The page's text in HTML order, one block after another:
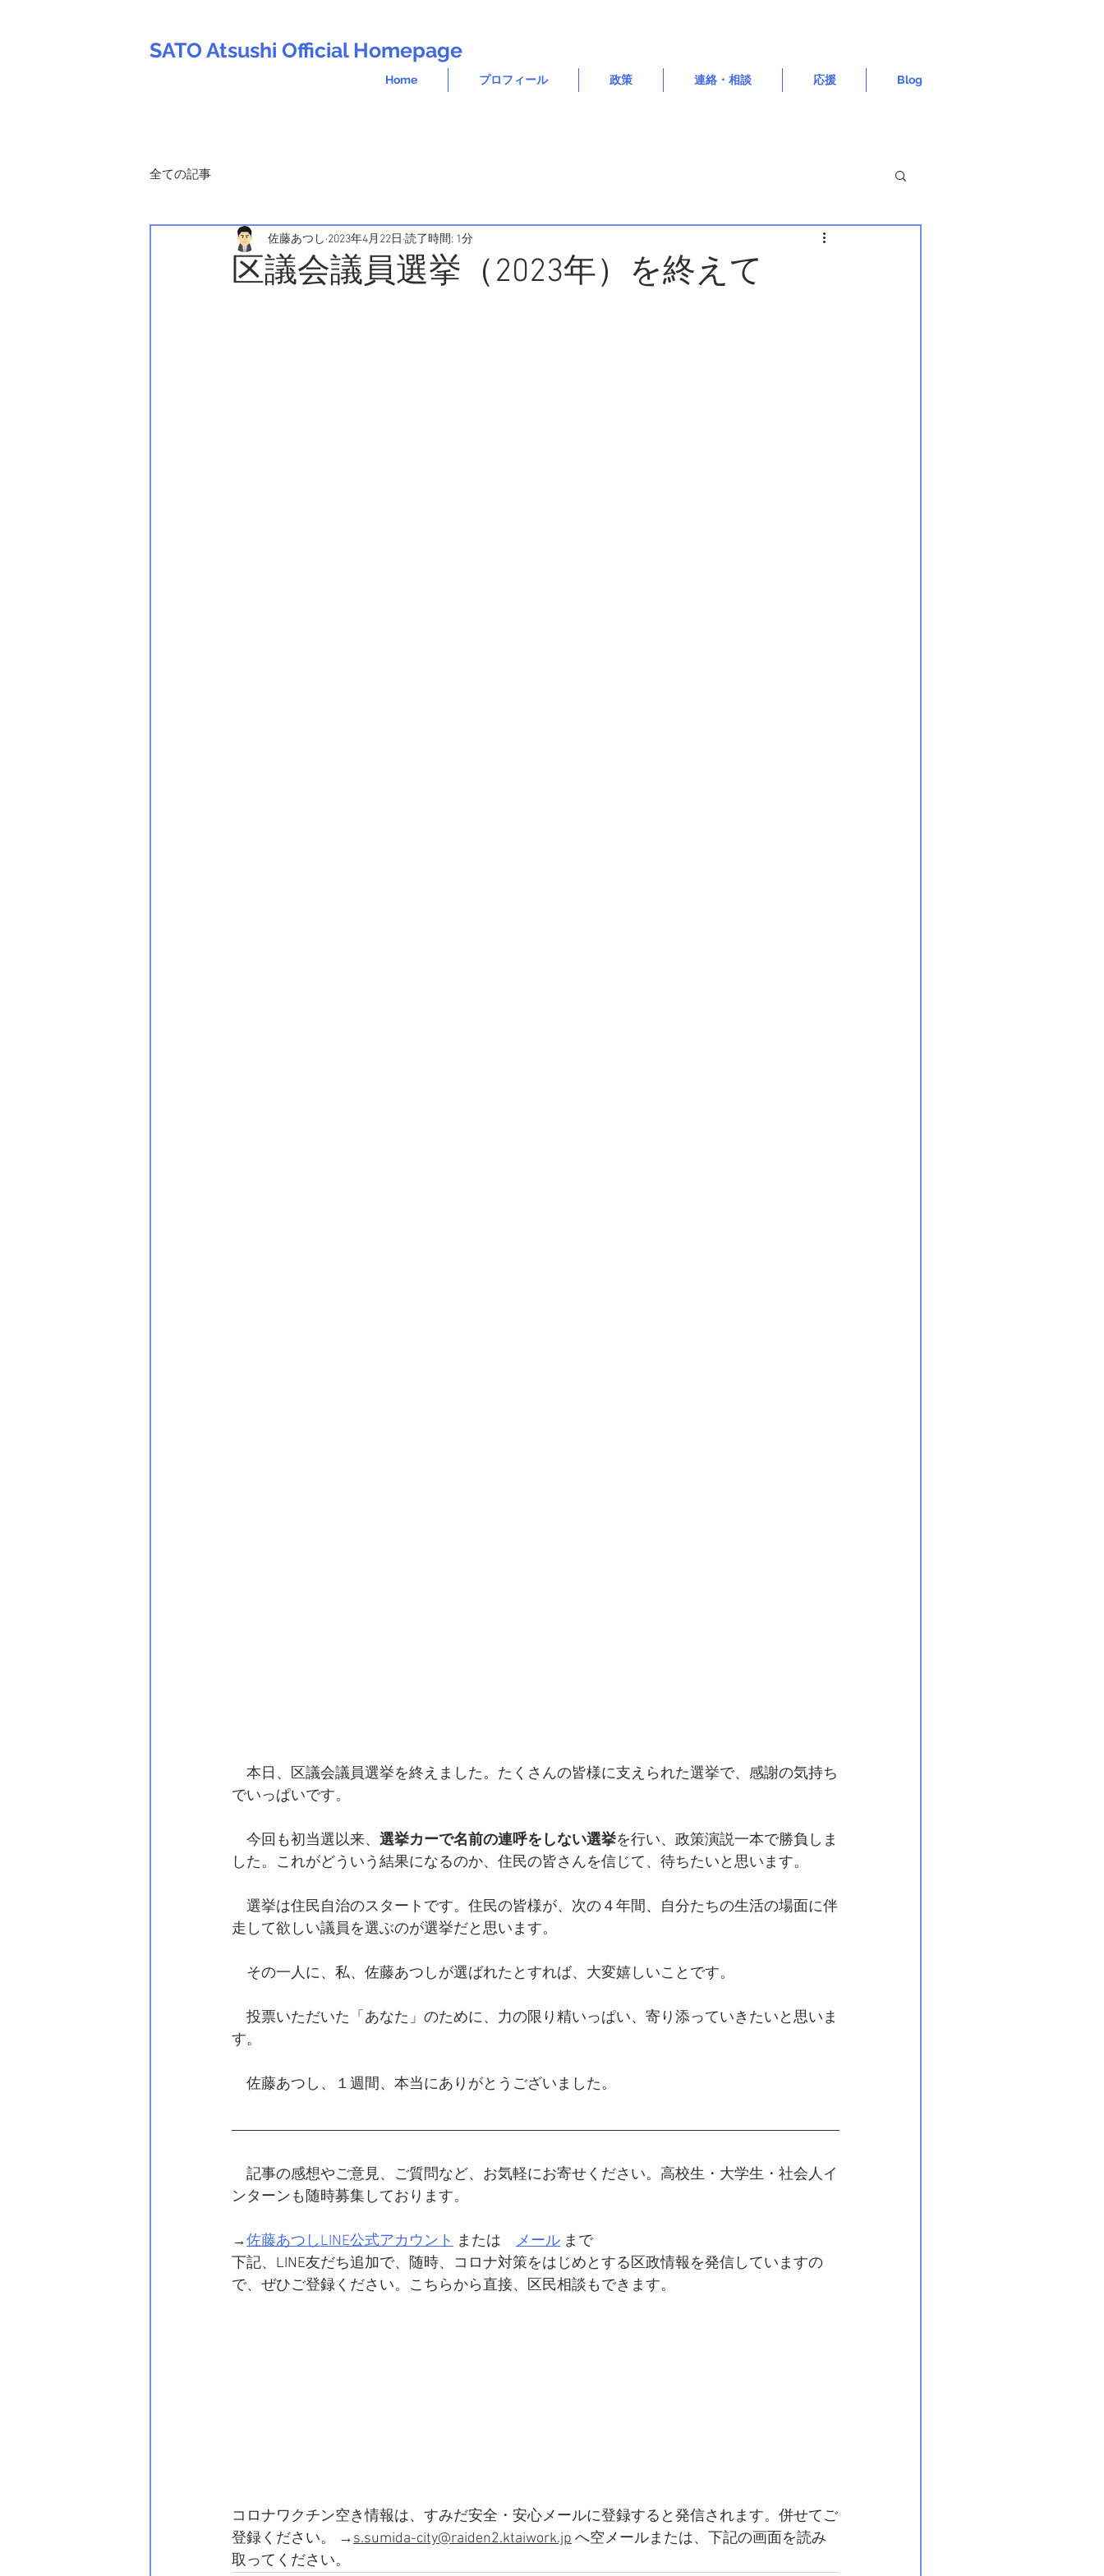
SATO Atsushi Official Homepage
Home プロフィール 政策 連絡・相談 応援 Blog
全ての記事
区議会議員選挙（2023年）を終えて
佐藤あつし 2023年4月22日 読了時間: 1分
本日、区議会議員選挙を終えました。たくさんの皆様に支えられた選挙で、感謝の気持ち
でいっぱいです。
今回も初当選以来、 選挙カーで名前の連呼をしない選挙を行い、政策演説一本で勝負しま
した。これがどういう結果になるのか、住民の皆さんを信じて、待ちたいと思います。
選挙は住民自治のスタートです。住民の皆様が、次の４年間、自分たちの生活の場面に伴
走して欲しい議員を選ぶのが選挙だと思います。
その一人に、私、佐藤あつしが選ばれたとすれば、大変嬉しいことです。
投票いただいた「あなた」のために、力の限り精いっぱい、寄り添っていきたいと思いま
す。
佐藤あつし、１週間、本当にありがとうございました。
記事の感想やご意見、ご質問など、お気軽にお寄せください。高校生・大学生・社会人イ
ンターンも随時募集しております。
→佐藤あつしLINE公式アカウント または メール まで
下記、LINE友だち追加で、随時、コロナ対策をはじめとする区政情報を発信していますの
で、ぜひご登録ください。こちらから直接、区民相談もできます。
コロナワクチン空き情報は、すみだ安全・安心メールに登録すると発信されます。併せてご
登録ください。 →s.sumida-city@raiden2.ktaiwork.jp へ空メールまたは、下記の画面を読み
取ってください。